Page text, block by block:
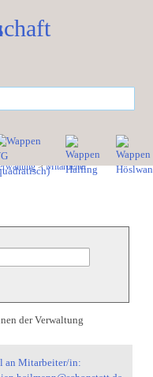
>Mitarbeiter
der Verwaltung